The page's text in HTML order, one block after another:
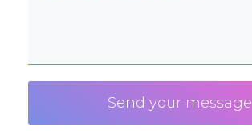
Send your message